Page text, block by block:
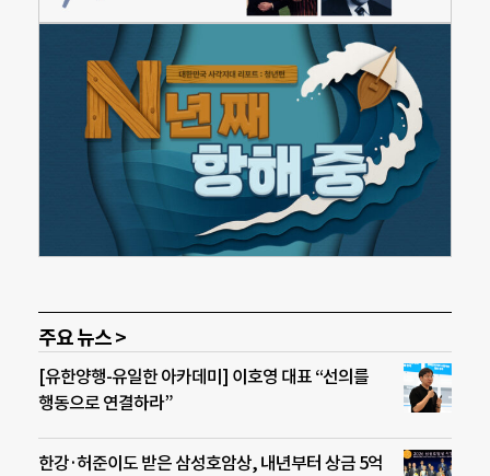
주요 뉴스 >
[유한양행-유일한 아카데미] 이호영 대표 “선의를
행동으로 연결하라”
한강·허준이도 받은 삼성호암상, 내년부터 상금 5억